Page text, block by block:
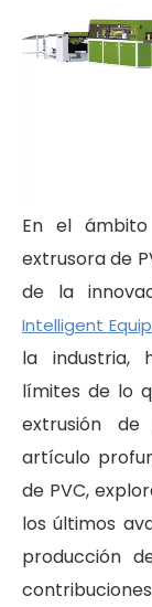
En el
extrusora de
de la
Intelligent
la industria,
límites de lo
extrusión
artículo
de PVC,
los últimos
producción